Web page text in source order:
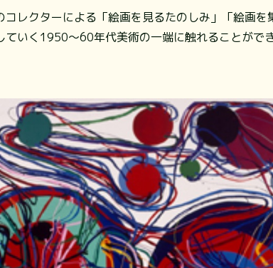
レクターによる「絵画を見るたのしみ」「絵画
ていく1950～60年代美術の一端に触れることがで